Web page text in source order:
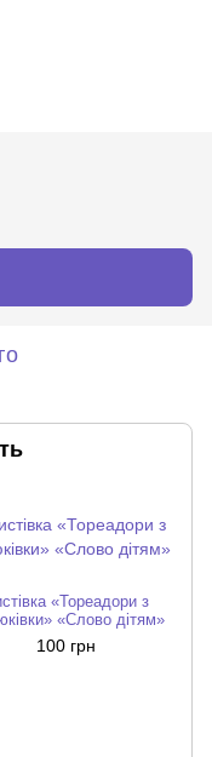
«Тореадори з
«Слово дітям»
100 грн